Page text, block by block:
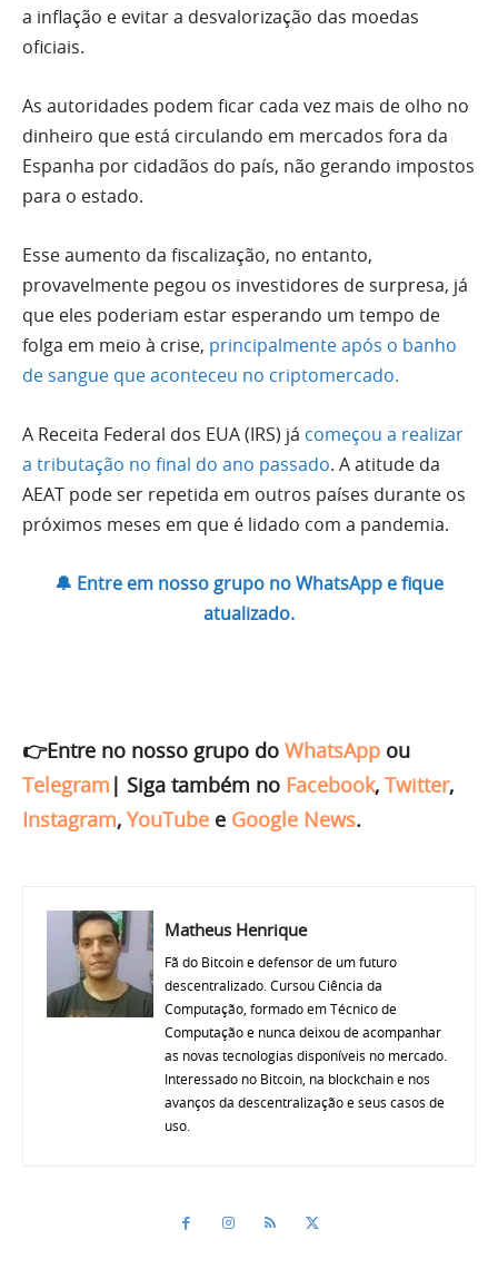
a inflação e evitar a desvalorização das moedas
oficiais.
As autoridades podem ficar cada vez mais de olho no
dinheiro que está circulando em mercados fora da
Espanha por cidadãos do país, não gerando impostos
para o estado.
Esse aumento da fiscalização, no entanto,
provavelmente pegou os investidores de surpresa, já
que eles poderiam estar esperando um tempo de
folga em meio à crise, principalmente após o banho
de sangue que aconteceu no criptomercado.
A Receita Federal dos EUA (IRS) já começou a realizar
a tributação no final do ano passado. A atitude da
AEAT pode ser repetida em outros países durante os
próximos meses em que é lidado com a pandemia.
🔔 Entre em nosso grupo no WhatsApp e fique
atualizado.
👉Entre no nosso grupo do WhatsApp ou
Telegram | Siga também no Facebook, Twitter,
Instagram, YouTube e Google News.
Matheus Henrique
Fã do Bitcoin e defensor de um futuro
descentralizado. Cursou Ciência da
Computação, formado em Técnico de
Computação e nunca deixou de acompanhar
as novas tecnologias disponíveis no mercado.
Interessado no Bitcoin, na blockchain e nos
avanços da descentralização e seus casos de
uso.